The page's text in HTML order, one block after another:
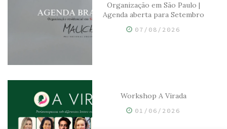
Organização em São Paulo |
Agenda aberta para Setembro
07/08/2026
Workshop A Virada
01/06/2026